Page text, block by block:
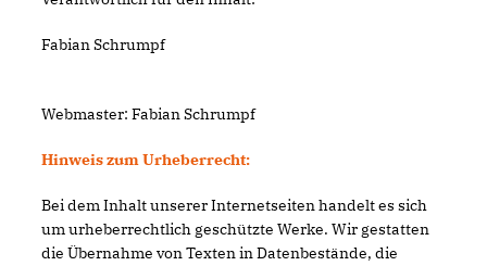
Fabian Schrumpf
Webmaster: Fabian Schrumpf
Hinweis zum Urheberrecht:
Bei dem Inhalt unserer Internetseiten handelt es sich
um urheberrechtlich geschützte Werke. Wir gestatten
die Übernahme von Texten in Datenbestände, die